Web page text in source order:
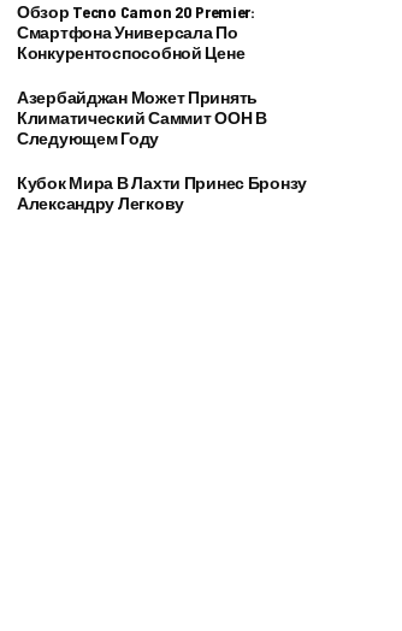
Обзор Tecno Camon 20 Premier:
Смартфона Универсала По
Конкурентоспособной Цене
Азербайджан Может Принять
Климатический Саммит ООН В
Следующем Году
Кубок Мира В Лахти Принес Бронзу
Александру Легкову